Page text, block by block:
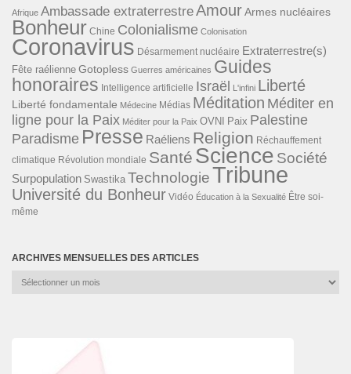
Afrique Ambassade extraterrestreAmourArmes nucléaires
Bonheur Chine Colonialisme Colonisation
Coronavirus Désarmement nucléaire Extraterrestre(s)
Fête raélienne Gotopless Guerres américaines Guides
honoraires Intelligence artificielle Israël L'infini Liberté
Liberté fondamentale Médecine Médias Méditation Méditer en
ligne pour la Paix Méditer pour la Paix OVNI Paix Palestine
Paradisme Presse Raéliens Religion Réchauffement
climatique Révolution mondiale Santé Science Société
Surpopulation Swastika TechnologieTribune
Université du Bonheur Vidéo Éducation à la Sexualité Être soi-
même
ARCHIVES MENSUELLES DES ARTICLES
Archives